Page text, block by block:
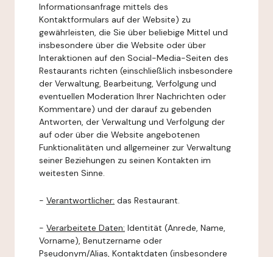
Informationsanfrage mittels des
Kontaktformulars auf der Website) zu
gewährleisten, die Sie über beliebige Mittel und
insbesondere über die Website oder über
Interaktionen auf den Social-Media-Seiten des
Restaurants richten (einschließlich insbesondere
der Verwaltung, Bearbeitung, Verfolgung und
eventuellen Moderation Ihrer Nachrichten oder
Kommentare) und der darauf zu gebenden
Antworten, der Verwaltung und Verfolgung der
auf oder über die Website angebotenen
Funktionalitäten und allgemeiner zur Verwaltung
seiner Beziehungen zu seinen Kontakten im
weitesten Sinne.
- Verantwortlicher: das Restaurant.
- Verarbeitete Daten: Identität (Anrede, Name,
Vorname), Benutzername oder
Pseudonym/Alias, Kontaktdaten (insbesondere